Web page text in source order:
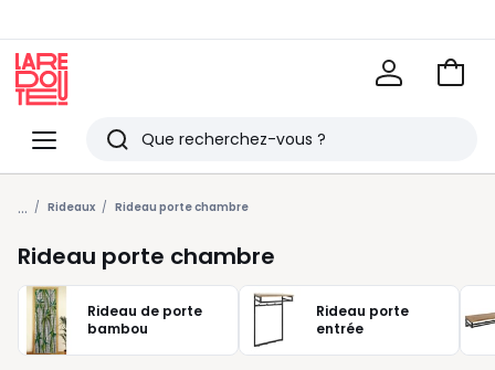
Menu
Redoute
Rechercher
Derniers
articles
vus
Voir
... Rideaux Rideau porte chambre
Rideau porte chambre
Rideau de porte
bambou
Rideau porte
entrée